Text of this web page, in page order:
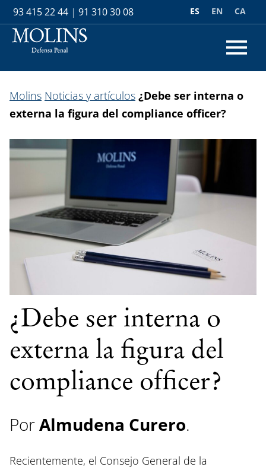
93 415 22 44 | 91 310 30 08 CA
EN
ES
Molins Noticias y artículos ¿Debe ser interna o
externa la figura del compliance officer?
¿Debe ser interna o
externa la figura del
compliance officer?
PorAlmudena Curero.
Recientemente, el Consejo General de la